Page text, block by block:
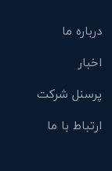
درباره ما
اخبار
پرسنل شرکت
ارتباط با ما